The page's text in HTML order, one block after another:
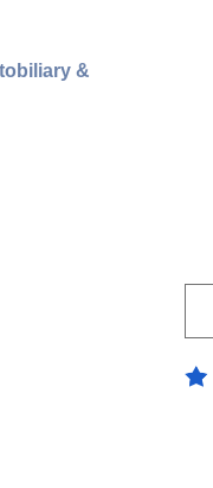
&